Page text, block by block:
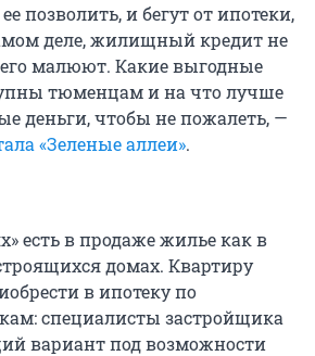
позволить, и бегут от ипотеки,
деле, жилищный кредит не
малюют. Какие выгодные
тюменцам и на что лучше
деньги, чтобы не пожалеть, —
«Зеленые аллеи».
есть в продаже жилье как в
домах. Квартиру
в ипотеку по
специалисты застройщика
вариант под возможности